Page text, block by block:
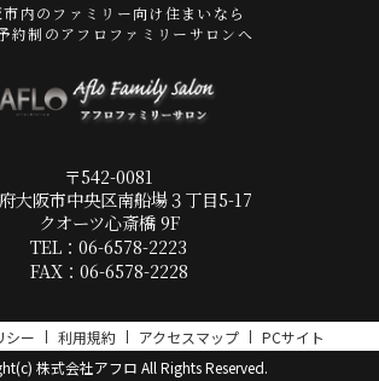
市内のファミリー向け住まいなら
約制のアフロファミリーサロンへ
〒542-0081
大阪市中央区南船場３丁目5-17
クオーツ心斎橋 9F
TEL：06-6578-2223
FAX：06-6578-2228
シー 利用規約 アクセスマップ
PCサイト
株式会社アフロ All Rights Reserved.